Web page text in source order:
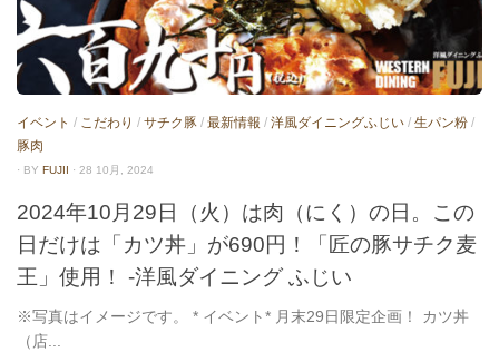
イベント / こだわり / サチク豚 / 最新情報 / 洋風ダイニングふじい / 生パン粉 /
豚肉
· BY FUJII · 28 10月, 2024
2024年10月29日（火）は肉（にく）の日。この
日だけは「カツ丼」が690円！「匠の豚サチク麦
王」使用！ -洋風ダイニング ふじい
※写真はイメージです。 * イベント* 月末29日限定企画！ カツ丼
（店...